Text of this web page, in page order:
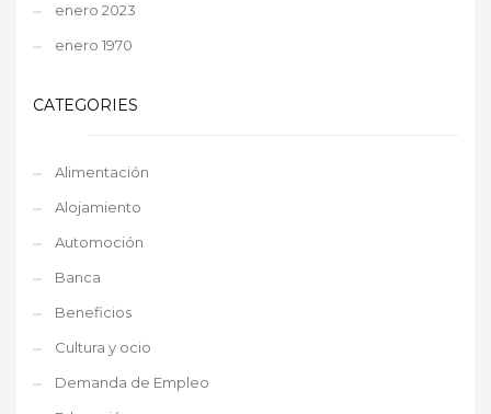
enero 2023
enero 1970
CATEGORIES
Alimentación
Alojamiento
Automoción
Banca
Beneficios
Cultura y ocio
Demanda de Empleo